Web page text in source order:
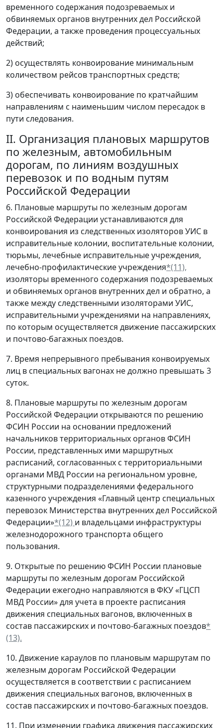
временного содержания подозреваемых и
обвиняемых органов внутренних дел Российской
Федерации, а также проведения процессуальных
действий;
2) осуществлять конвоирование минимальным
количеством рейсов транспортных средств;
3) обеспечивать конвоирование по кратчайшим
направлениям с наименьшим числом пересадок в
пути следования.
II. Организация плановых маршрутов
по железным, автомобильным
дорогам, по линиям воздушных
перевозок и по водным путям
Российской Федерации
6. Плановые маршруты по железным дорогам
Российской Федерации устанавливаются для
конвоирования из следственных изоляторов УИС в
исправительные колонии, воспитательные колонии,
тюрьмы, лечебные исправительные учреждения,
лечебно-профилактические учреждения*(11),
изоляторы временного содержания подозреваемых
и обвиняемых органов внутренних дел и обратно, а
также между следственными изоляторами УИС,
исправительными учреждениями на направлениях,
по которым осуществляется движение пассажирских
и почтово-багажных поездов.
7. Время непрерывного пребывания конвоируемых
лиц в специальных вагонах не должно превышать 3
суток.
8. Плановые маршруты по железным дорогам
Российской Федерации открываются по решению
ФСИН России на основании предложений
начальников территориальных органов ФСИН
России, представленных ими маршрутных
расписаний, согласованных с территориальными
органами МВД России на региональном уровне,
структурными подразделениями федерального
казенного учреждения «Главный центр специальных
перевозок Министерства внутренних дел Российской
Федерации»*(12) и владельцами инфраструктуры
железнодорожного транспорта общего
пользования.
9. Открытые по решению ФСИН России плановые
маршруты по железным дорогам Российской
Федерации ежегодно направляются в ФКУ «ГЦСП
МВД России» для учета в проекте расписания
движения специальных вагонов, включенных в
состав пассажирских и почтово-багажных поездов*
(13).
10. Движение караулов по плановым маршрутам по
железным дорогам Российской Федерации
осуществляется в соответствии с расписанием
движения специальных вагонов, включенных в
состав пассажирских и почтово-багажных поездов.
11. При изменении графика движения пассажирских